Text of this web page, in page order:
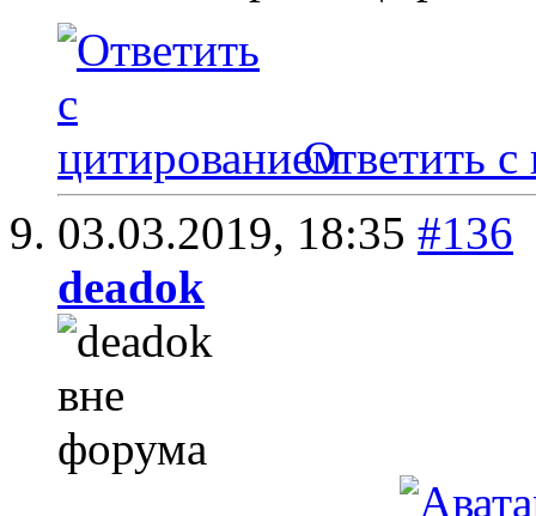
Ответить с
03.03.2019, 18:35 #136
deadok